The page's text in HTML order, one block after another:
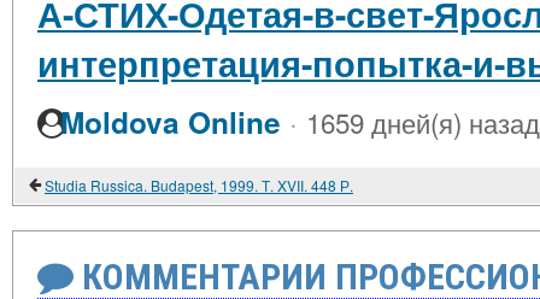
А-СТИХ-Одетая-в-свет-
интерпретация-попытка-и-
Moldova Online · 1659 дней(я) назад
Studia Russica. Budapest, 1999. Т. XVII. 448 Р.
КОММЕНТАРИИ